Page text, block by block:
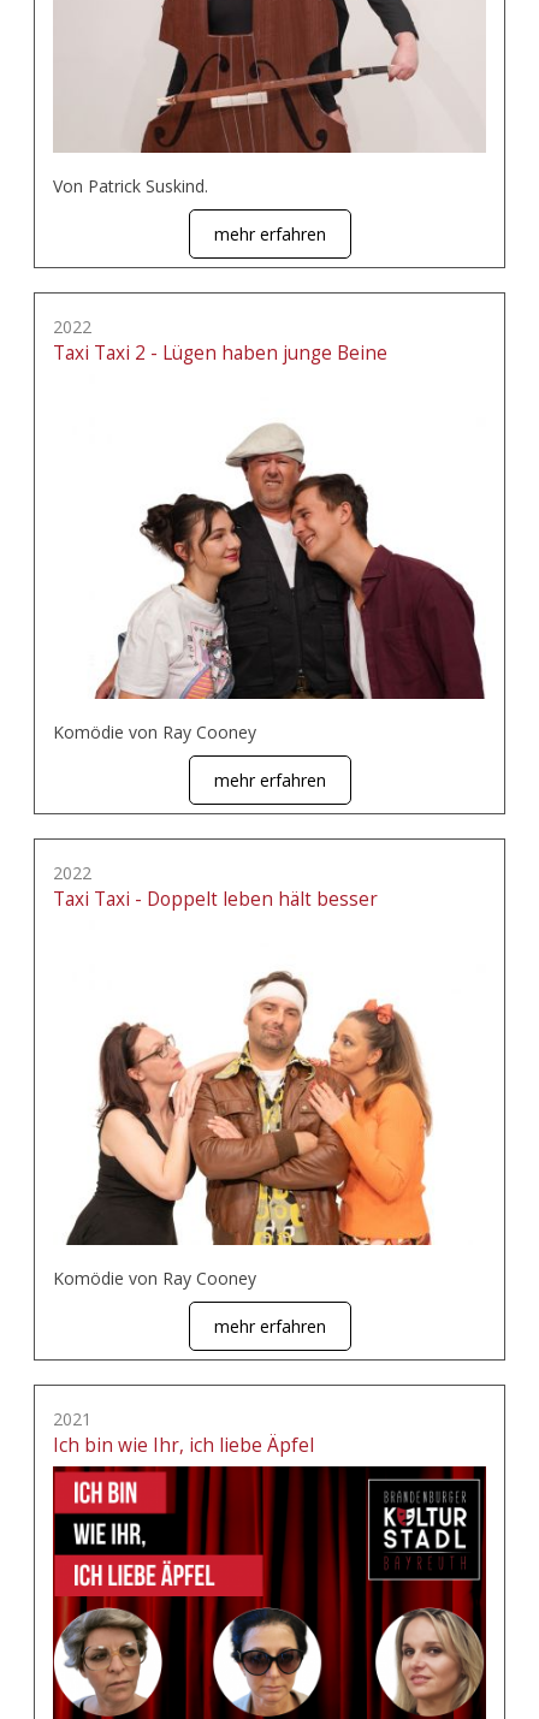
Von Patrick Suskind.
mehr erfahren
2022
Taxi Taxi 2 - Lügen haben junge Beine
Komödie von Ray Cooney
mehr erfahren
2022
Taxi Taxi - Doppelt leben hält besser
Komödie von Ray Cooney
mehr erfahren
2021
Ich bin wie Ihr, ich liebe Äpfel